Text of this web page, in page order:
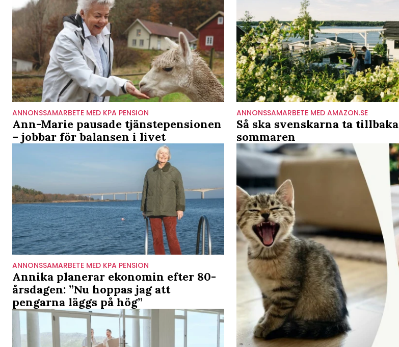
ANNONSSAMARBETE MED KPA PENSION
Ann-Marie pausade tjänstepensionen
– jobbar för balansen i livet
ANNONSSAMARBETE MED AMAZON.SE
Så ska svenskarna ta tillbaka
sommaren
ANNONSSAMARBETE MED KPA PENSION
Annika planerar ekonomin efter 80-
årsdagen: ”Nu hoppas jag att
pengarna läggs på hög”